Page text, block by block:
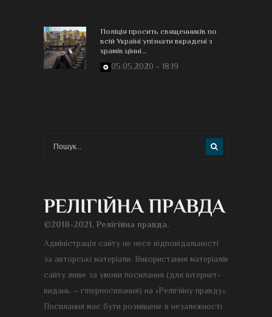
Поліція просить священників по
всій Україні упізнати вкрадені з
храмів цінні...
05.05.2020 - 18:19
©2018-2021, Релігійна правда.
Адміністрація сайту не несе відповідальності
за авторські матеріали. Використання матеріалів
сайту лише за умови посилання (для інтернет-
видань – гіперпосилання) на «Релігійну правду».
Посилання має бути розміщене в незалежності